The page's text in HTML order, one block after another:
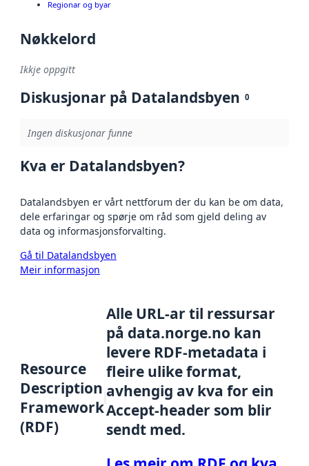
Regionar og byar
Nøkkelord
Ikkje oppgitt
Diskusjonar på Datalandsbyen 0
Ingen diskusjonar funne
Kva er Datalandsbyen?
Datalandsbyen er vårt nettforum der du kan be om data,
dele erfaringar og spørje om råd som gjeld deling av
data og informasjonsforvalting.
Gå til Datalandsbyen
Meir informasjon
Resource
Description
Framework
(RDF)
Alle URL-ar til ressursar
på data.norge.no kan
levere RDF-metadata i
fleire ulike format,
avhengig av kva for ein
Accept-header som blir
sendt med.